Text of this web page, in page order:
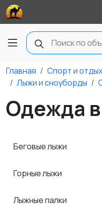
Главная Спорт и отдых
Лыжи и сноуборды
Одежда в
Беговые лыжи
Горные лыжи
Лыжные палки